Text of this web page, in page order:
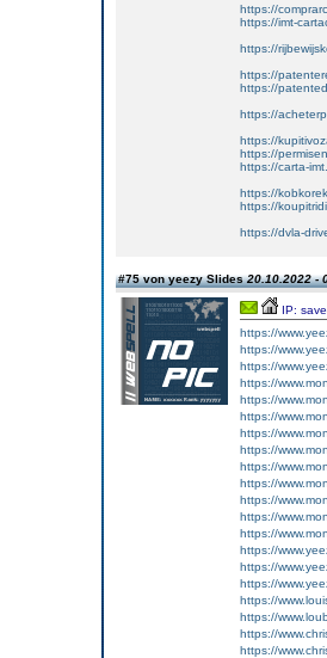
https://
https://imt-
https://
https://
https://
https://
https://
https://
https://carta-
https://
https://
https://dvla-
#75 von yeezy Slides20.10.2022 -
IP:
https://
https://
https://
https://
https://
https://
https://
https://
https://
https://
https://
https://
https://
https://
https://
https://
https://
https://
https://
https://